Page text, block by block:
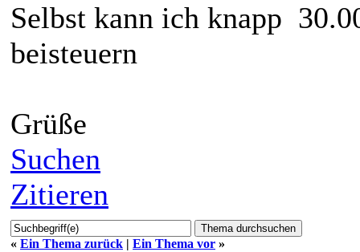
Selbst kann ich knapp
beisteuern
Grüße
Suchen
Zitieren
« Ein Thema zurück | Ein Thema vor »